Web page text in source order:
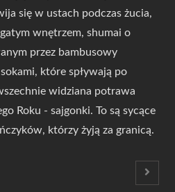
się w ustach podczas żucia,
wnętrzem, shumai o
przez bambusowy
które spływają po
widziana potrawa
Roku - sajgonki. To są sycące
którzy żyją za granicą.